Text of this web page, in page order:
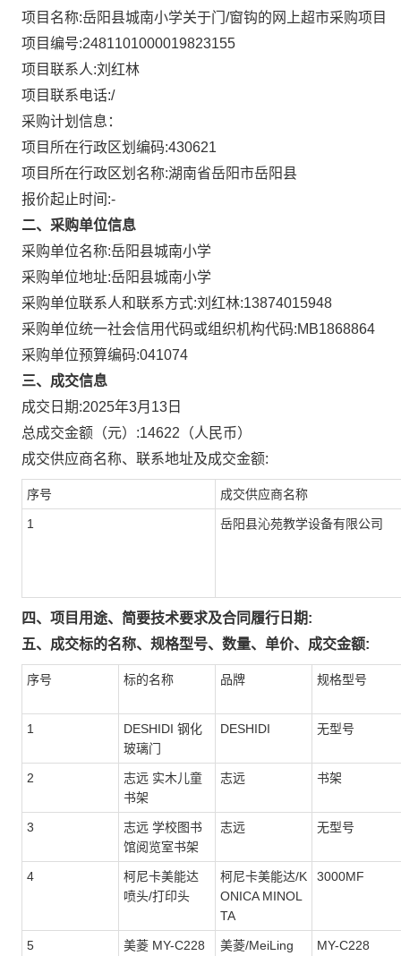
项目名称:岳阳县城南小学关于门/窗钩的网上超市采购项目
项目编号:2481101000019823155
项目联系人:刘红林
项目联系电话:/
采购计划信息：
项目所在行政区划编码:430621
项目所在行政区划名称:湖南省岳阳市岳阳县
报价起止时间:-
二、采购单位信息
采购单位名称:岳阳县城南小学
采购单位地址:岳阳县城南小学
采购单位联系人和联系方式:刘红林:13874015948
采购单位统一社会信用代码或组织机构代码:MB1868864
采购单位预算编码:041074
三、成交信息
成交日期:2025年3月13日
总成交金额（元）:14622 （人民币）
成交供应商名称、联系地址及成交金额:
序号 成交供应商名称
1 岳阳县沁苑教学设备有限公司
四、项目用途、简要技术要求及合同履行日期:
五、成交标的名称、规格型号、数量、单价、成交金额:
序号 标的名称 品牌 规格型号
1
DESHIDI 钢化
玻璃门
DESHIDI 无型号
2
志远 实木儿童
书架
志远 书架
3
志远 学校图书
馆阅览室书架
志远 无型号
4
柯尼卡美能达
喷头/打印头
柯尼卡美能达/K
ONICA MINOL
TA
3000MF
5
美菱 MY-C228
美菱/MeiLing MY-C228